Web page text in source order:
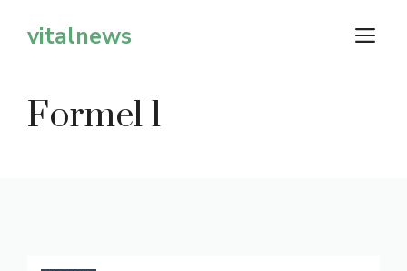
Inhaltvitalnews
Formel 1